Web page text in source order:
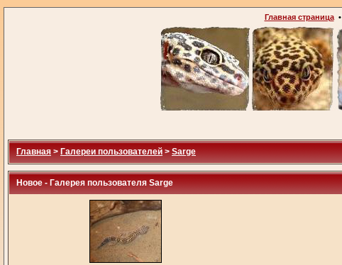
Главная страница•
Главная > Галереи пользователей > Sarge
Новое - Галерея пользователя Sarge